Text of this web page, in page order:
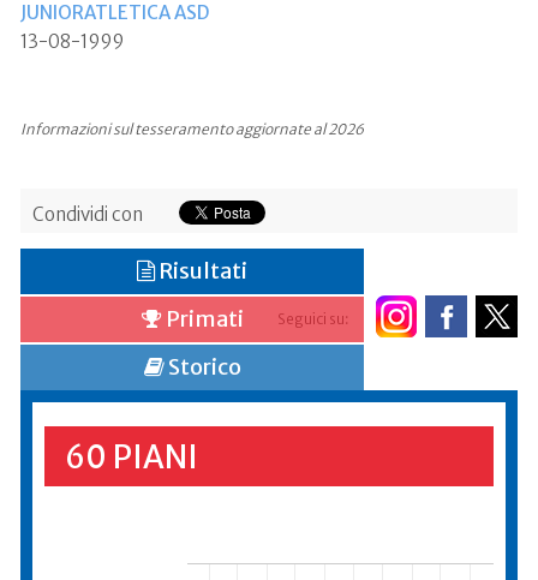
JUNIORATLETICA ASD
13-08-1999
Informazioni sul tesseramento aggiornate al 2026
Condividi con
Seguici su:
Risultati
Primati
Storico
60 PIANI